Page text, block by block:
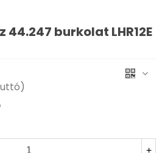
44.247 burkolat LHR12E
+